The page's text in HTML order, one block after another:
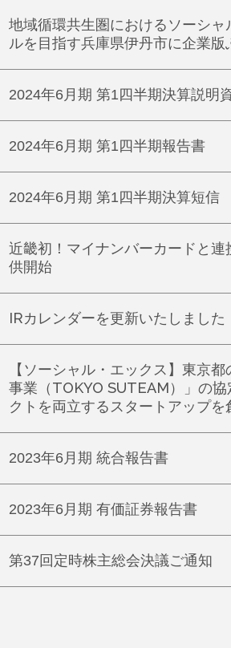
地域循環共生圏におけるソーシ
ルを目指す兵庫県伊丹市に企業
2024年6月期 第1四半期決算説明
2024年6月期 第1四半期報告書
2024年6月期 第1四半期決算短信
近畿初！マイナンバーカードと
供開始
IRカレンダーを更新いたしました
【ソーシャル・エックス】東京
事業（TOKYO SUTEAM）」の
クトを両立するスタートアップを
2023年6月期 統合報告書
2023年6月期 有価証券報告書
第37回定時株主総会決議ご通知